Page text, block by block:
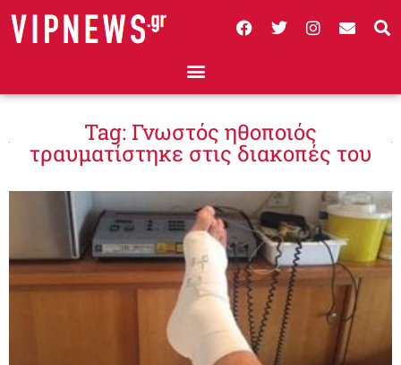
Tag: Γνωστός ηθοποιός
τραυματίστηκε στις διακοπές του